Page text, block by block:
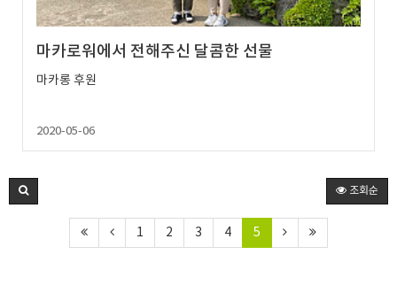
마카로워에서 전해주신 달콤한 선물
마카롱 후원
2020-05-06
조회순
1 2 3 4 5